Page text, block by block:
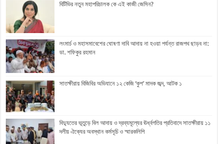
বিটিভির নতুন মহাপরিচালক কে এই কাজী জেসিন?
লংমার্চ ও মহাসমাবেশের ঘোষণা দাবি আদায় না হওয়া পর্যন্ত রাজপথ ছাড়ব না:
ডা. শফিকুর রহমান
সাতক্ষীরায় বিজিবির অভিযানে ১২ কেজি ‘কুশ’ মাদক জব্দ, আটক ১
বিদ্যুতের ভূতুড়ে বিল আদায় ও দ্রব্যমূল্যের ঊর্ধ্বগতির প্রতিবাদে সাতক্ষীরায় ১১
দলীয় ঐক্যের অবস্থান কর্মসূচি ও স্মারকলিপি